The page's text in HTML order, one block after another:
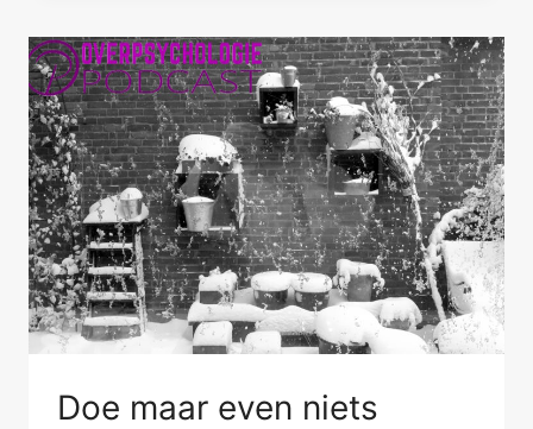
KEUZES
MAKEN
Doe maar even niets